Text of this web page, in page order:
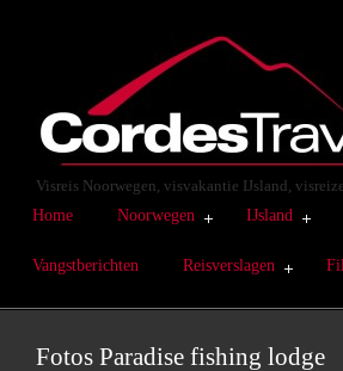
Visreis Noorwegen, visvakantie IJsland,
Home
Noorwegen IJsland
Vangstberichten Reisverslagen
Fotos Paradise fishing lodge